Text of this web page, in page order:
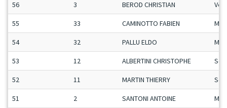
56 3 BEROD CHRISTIAN Vet
55 33 CAMINOTTO FABIEN
54 32 PALLU ELDO
53 12 ALBERTINI CHRISTOPHE
52 11 MARTIN THIERRY
51 2 SANTONI ANTOINE Mas